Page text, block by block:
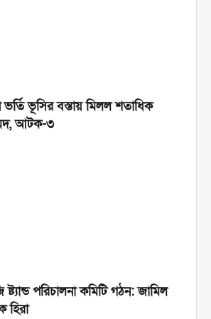
ভূসির বস্তায় মিলল শতাধিক
আটক-৩
পরিচালনা কমিটি গঠন: জামিল
হিরা